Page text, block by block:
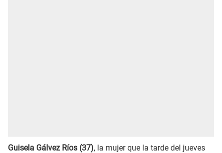
Guisela Gálvez Ríos (37), la mujer que la tarde del jueves